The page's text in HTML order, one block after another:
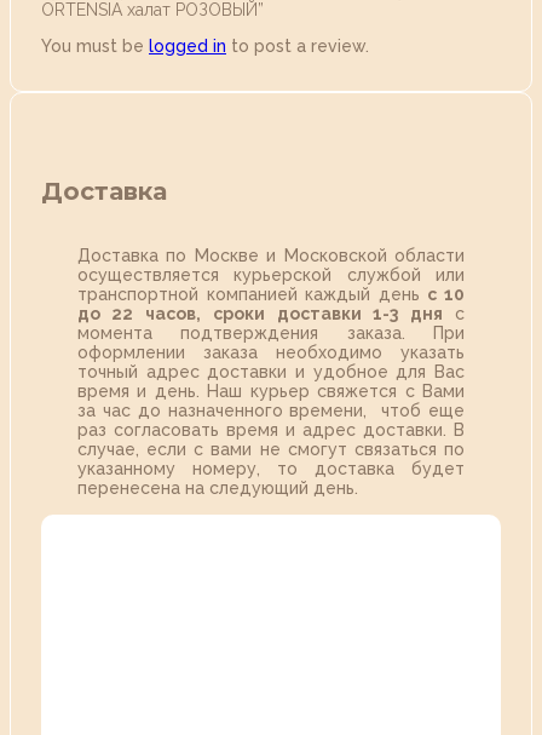
ORTENSIA халат РОЗОВЫЙ”
You must be logged in to post a review.
Доставка
Доставка по Москве и Московской области
осуществляется курьерской службой или
транспортной компанией каждый день с 10
до 22 часов,
сроки доставки 1-3 дня с
момента подтверждения заказа. При
оформлении заказа необходимо указать
точный адрес доставки и удобное для Вас
время и день. Наш курьер свяжется с Вами
за час до назначенного времени, чтоб еще
раз согласовать время и адрес доставки. В
случае, если с вами не смогут связаться по
указанному номеру, то доставка будет
перенесена на следующий день.